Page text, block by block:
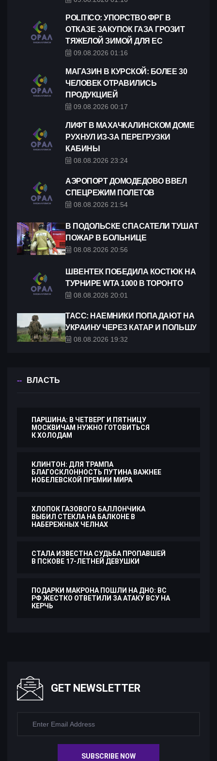
POLITICO: УПОРСТВО ФРГ В
ОТКАЗЕ ЗАКУПОК ГАЗА ГРОЗИТ
ТЯЖЕЛОЙ ЗИМОЙ ДЛЯ ЕС
09.08.2026 01:16
МАГАЗИН В КУРСКОЙ: БОЛЕЕ 30
ЧЕЛОВЕК ОТРАВИЛИСЬ
ПРОДУКЦИЕЙ
09.08.2026 00:17
ЛИФТ В МАХАЧКАЛИНСКОМ ДОМЕ
РУХНУЛ ИЗ-ЗА ПЕРЕГРУЗКИ
КАБИНЫ
08.08.2026 23:24
АЭРОПОРТ ДОМОДЕДОВО ВВЕЛ
СПЕЦРЕЖИМ ПОЛЕТОВ
08.08.2026 21:54
В ПОДОЛЬСКЕ СПАСАТЕЛИ ТУШАТ
ПОЖАР В БОЛЬНИЦЕ
08.08.2026 20:56
ШВЕНТЕК ПОБЕДИЛА КОСТЮК НА
ТУРНИРЕ WTA 1000 В ТОРОНТО
08.08.2026 20:01
ТАСС: НАЕМНИКИ ПОПАДАЮТ НА
УКРАИНУ ЧЕРЕЗ КАТАР И ПОЛЬШУ
08.08.2026 19:32
ВЛАСТЬ
ПАРШИНА: В ЧЕТВЕРГ И ПЯТНИЦУ
МОСКВИЧАМ НУЖНО ГОТОВИТЬСЯ
К ХОЛОДАМ
КЛИНТОН: ДЛЯ ТРАМПА
БЛАГОСКЛОННОСТЬ ПУТИНА ВАЖНЕЕ
НОБЕЛЕВСКОЙ ПРЕМИИ МИРА
ХЛОПОК ГАЗОВОГО БАЛЛОНЧИКА
ВЫБИЛ СТЕКЛА НА БАЛКОНЕ В
НАБЕРЕЖНЫХ ЧЕЛНАХ
СТАЛА ИЗВЕСТНА СУДЬБА ПРОПАВШЕЙ
В ПСКОВЕ 17-ЛЕТНЕЙ ДЕВУШКИ
ПОДАРКИ МАКРОНА ПОШЛИ НА ДНО: ВС
РФ ЖЕСТКО ОТВЕТИЛИ ЗА АТАКУ ВСУ НА
КЕРЧЬ
GET NEWSLETTER
SUBSCRIBE NOW